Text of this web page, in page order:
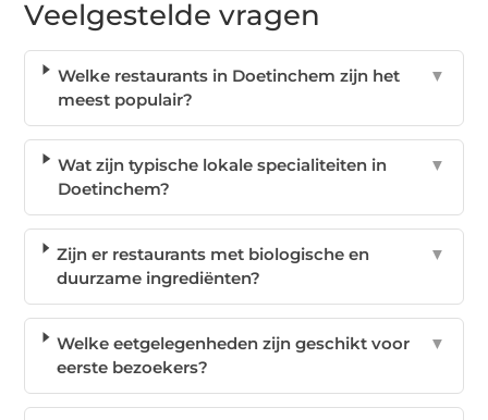
Veelgestelde vragen
Welke restaurants in Doetinchem zijn het
meest populair?
▼
Wat zijn typische lokale specialiteiten in
Doetinchem?
▼
Zijn er restaurants met biologische en
duurzame ingrediënten?
▼
Welke eetgelegenheden zijn geschikt voor
eerste bezoekers?
▼